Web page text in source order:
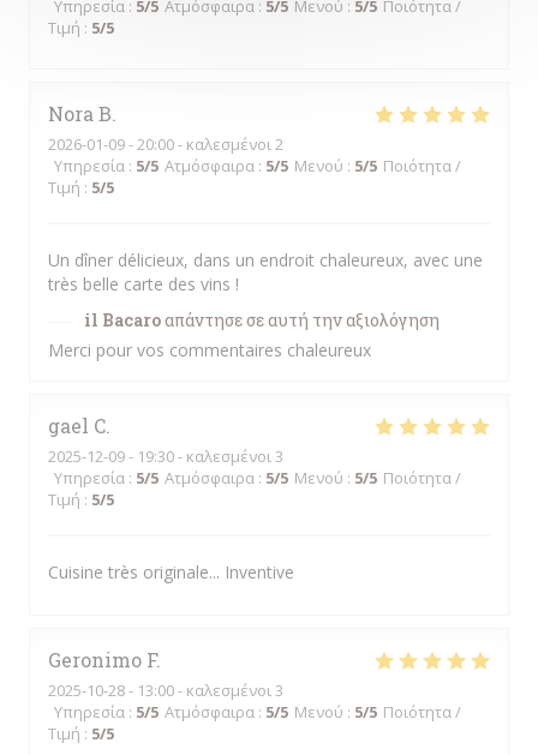
Υπηρεσία : 5/5 Ατμόσφαιρα : 5/5 Μενού : 5/5 Ποιότητα /
Τιμή : 5/5
Nora B
2026-01-09- 20:00 - καλεσμένοι 2
Υπηρεσία : 5/5 Ατμόσφαιρα : 5/5 Μενού : 5/5 Ποιότητα /
Τιμή : 5/5
Un dîner délicieux, dans un endroit chaleureux, avec une
très belle carte des vins !
il Bacaroαπάντησε σε αυτή την αξιολόγηση
Merci pour vos commentaires chaleureux
gael C
2025-12-09- 19:30 - καλεσμένοι 3
Υπηρεσία : 5/5 Ατμόσφαιρα : 5/5 Μενού : 5/5 Ποιότητα /
Τιμή : 5/5
Cuisine très originale... Inventive
Geronimo F
2025-10-28- 13:00 - καλεσμένοι 3
Υπηρεσία : 5/5 Ατμόσφαιρα : 5/5 Μενού : 5/5 Ποιότητα /
Τιμή : 5/5